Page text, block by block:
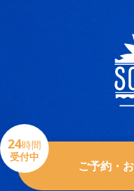
24時間
受付中
ご予約・